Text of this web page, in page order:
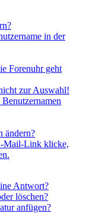
in der
Forenuhr geht
zur Auswahl!
ändern?
Mail-Link klicke,
Antwort?
löschen?
anfügen?